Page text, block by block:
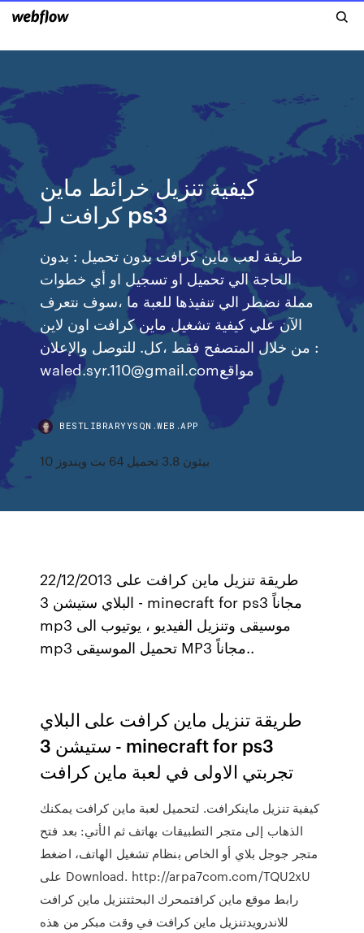
كيفية تنزيل خرائط ماين
كرافت لـ ps3
طريقة لعب ماين كرافت بدون تحميل : بدون
الحاجة الي تحميل او تسجيل او أي خطوات
مملة نضطر الي تنفيذها للعبة ما ،سوف نتعرف
الآن علي كيفية تشغيل ماين كرافت اون لاين
من خلال المتصفح فقط ،كل. للتوصل والإعلان :
waled.syr.110@gmail.comمواقع
BESTLIBRARYYSQN.WEB.APP
بيثون 3.8 تحميل 64 بت ويندوز 10
22/12/2013 طريقة تنزيل ماين كرافت على
البلاي ستيشن 3 - minecraft for ps3 مجاناً
mp3 موسيقى وتنزيل الفيديو ، يوتيوب الى
mp3 تحميل الموسيقى MP3 مجاناً..
طريقة تنزيل ماين كرافت على البلاي
ستيشن 3 - minecraft for ps3
تجربتي الاولى في لعبة ماين كرافت
كيفية تنزيل ماينكرافت. لتحميل لعبة ماين كرافت يمكنك
الذهاب إلى متجر التطبيقات بهاتف ثم الأتي: بعد فتح
متجر جوجل بلاي أو الخاص بنظام تشغيل الهاتف، اضغط
على Download. http://arpa7com.com/TQU2xU
رابط موقع ماين كرافتمحرك البحثتنزيل ماين كرافت
للاندرويدتنزيل ماين كرافت في وقت مبكر من هذه